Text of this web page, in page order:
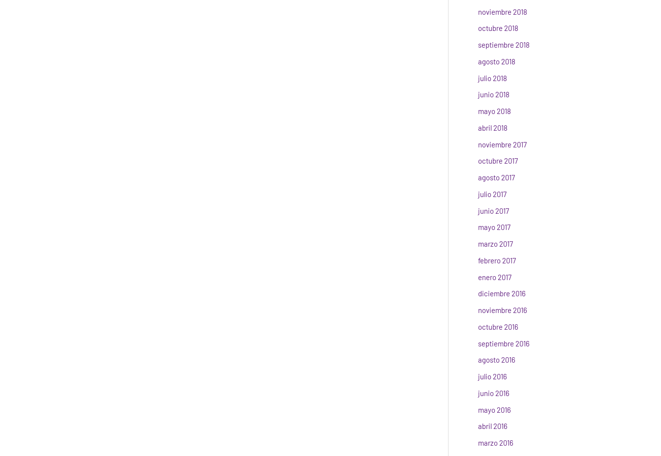
noviembre 2018
octubre 2018
septiembre 2018
agosto 2018
julio 2018
junio 2018
mayo 2018
abril 2018
noviembre 2017
octubre 2017
agosto 2017
julio 2017
junio 2017
mayo 2017
marzo 2017
febrero 2017
enero 2017
diciembre 2016
noviembre 2016
octubre 2016
septiembre 2016
agosto 2016
julio 2016
junio 2016
mayo 2016
abril 2016
marzo 2016